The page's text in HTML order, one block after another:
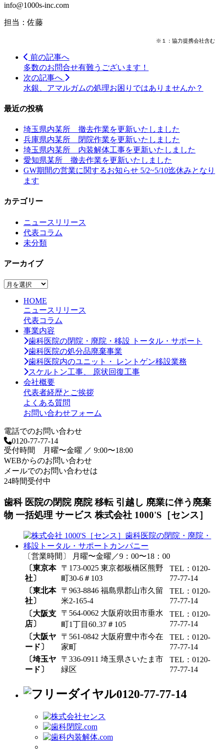
info@1000s-inc.com
担当：佐藤
※１：協力提携会社含む
前の記事へ
多数のお問合せ有難うございます！
次の記事へ
水銀、アマルガムの処理お困りではありませんか？
最近の投稿
埼玉県内某所 撤去作業を更新いたしました
兵庫県内某所 閉院作業を更新いたしました
埼玉県内某所 内装解体工事を更新いたしました
愛知県某所 撤去作業を更新いたしました
GW期間の営業に関するお知らせ 5/2~5/10迄休みとなり
ます
カテゴリー
ニュースリリース
代表コラム
未分類
アーカイブ
ア
HOME
ニュースリリース
代表コラム
事業内容
歯科医院の閉院・廃院・移設 トータル・サポート
歯科医院の処分品廃棄事業
歯科医院内のユニット・ レントゲン移設業務
スケルトン工事、 原状回復工事
会社概要
代表者経歴とご挨拶
よくある質問
お問い合わせフォーム
電話でのお問い合わせ
0120-77-77-14
受付時間 月曜〜金曜 ／ 9:00〜18:00
WEBからのお問い合わせ
メールでのお問い合わせは
24時間受付中
歯科 医院の閉院 廃院 移転 引越し 廃業に伴う廃棄
物 一括処理 サービス 株式会社 1000'S［センス］
〔営業時間〕 月曜〜金曜／9：00〜18：00
〔東京本
社〕
〒173-0025 東京都板橋区熊野
町30-6＃103
TEL：0120-
77-77-14
〔東北本
社〕
〒963-8846 福島県郡山市久留
米2-165-4
TEL：0120-
77-77-14
〔大阪支
店〕
〒564-0062 大阪府吹田市垂水
町1丁目60₋37＃105
TEL：0120-
77-77-14
〔大阪ヤ
ード〕
〒561-0842 大阪府豊中市今在
家町
TEL：0120-
77-77-14
〔埼玉ヤ
ード〕
〒336-0911 埼玉県さいたま市
緑区
TEL：0120-
77-77-14
0120-77-77-14